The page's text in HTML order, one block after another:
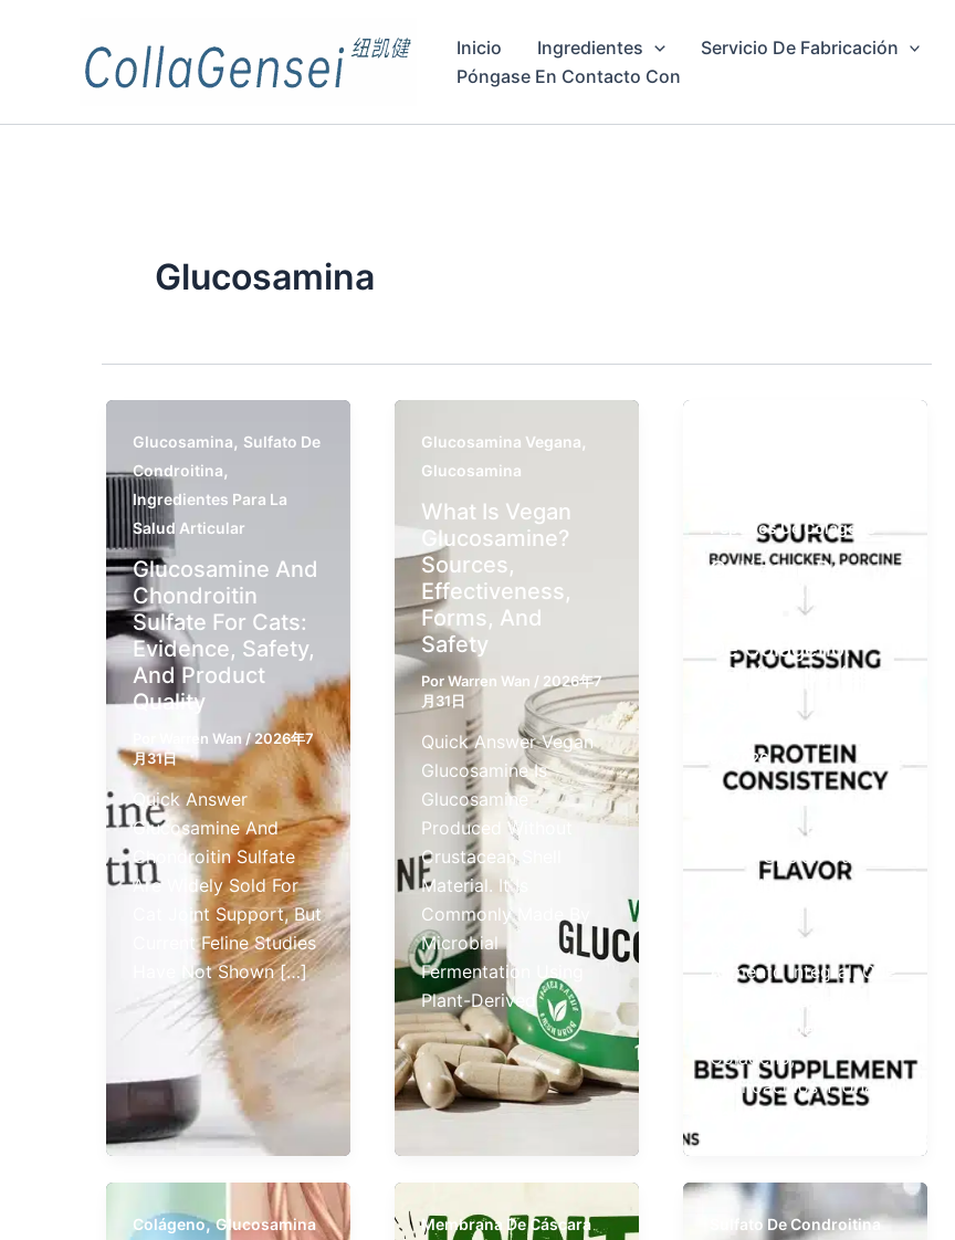
Inicio Ingredientes Servicio De Fabricación
Póngase En Contacto Con
Glucosamina
Glucosamina, Sulfato De
Condroitina,
Ingredientes Para La
Salud Articular
Glucosamine And
Chondroitin
Sulfate For Cats:
Evidence, Safety,
And Product
Quality
Warren Wan /2026年7
月31日
Quick Answer
Glucosamine And
Chondroitin Sulfate
Are Widely Sold For
Cat Joint Support, But
Current Feline Studies
Have Not Shown […]
Glucosamina Vegana,
Glucosamina
What Is Vegan
Glucosamine?
Sources,
Effectiveness,
Forms, And
Safety
PorWarren Wan / 2026年7
月31日
Quick Answer Vegan
Glucosamine Is
Glucosamine
Produced Without
Crustacean Shell
Material. It Is
Commonly Made By
Microbial
Fermentation Using
Plant-Derived
Péptidos De Colágeno
Colágeno De
Frente A Péptidos
De Colágeno:
¿cuál Deberías
De 2026
De Huesos Es La
Mejor Opción Cuando
Una Marca Busca Un
Ingrediente Sabroso,
Posicionado Como
Alimento Integral, Que
Derivada Del
Colágeno,
Aminoácidos Y Una
Colágeno,Glucosamina
Membrana De Cáscara
Sulfato De Condroitina